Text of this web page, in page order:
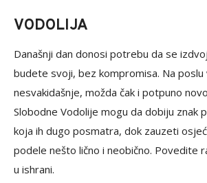
VODOLIJA
Današnji dan donosi potrebu da se
budete svoji, bez kompromisa. Na poslu
nesvakidašnje, možda čak i potpuno
Slobodne Vodolije mogu da dobiju znak
koja ih dugo posmatra, dok zauzeti
podele nešto lično i neobično. Povedite
u ishrani.